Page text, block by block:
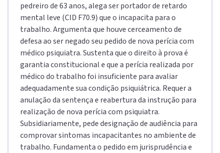
pedreiro de 63 anos, alega ser portador de retardo
mental leve (CID F70.9) que o incapacita para o
trabalho. Argumenta que houve cerceamento de
defesa ao ser negado seu pedido de nova perícia com
médico psiquiatra. Sustenta que o direito à prova é
garantia constitucional e que a perícia realizada por
médico do trabalho foi insuficiente para avaliar
adequadamente sua condição psiquiátrica. Requer a
anulação da sentença e reabertura da instrução para
realização de nova perícia com psiquiatra.
Subsidiariamente, pede designação de audiência para
comprovar sintomas incapacitantes no ambiente de
trabalho. Fundamenta o pedido em jurisprudência e